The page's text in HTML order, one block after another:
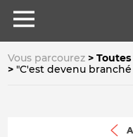
Vous parcourez
"C'est devenu